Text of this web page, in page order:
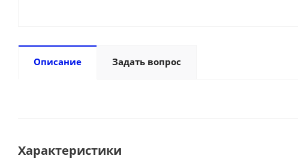
Описание Задать вопрос
Характеристики